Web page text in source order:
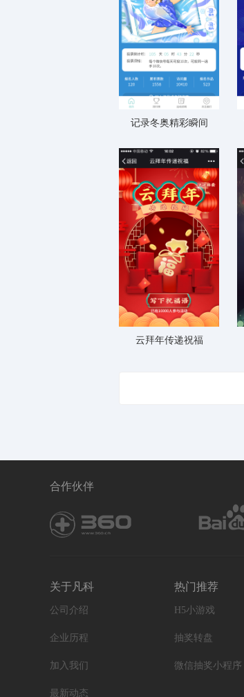
记录冬奥精彩瞬间
云拜年传递祝福
合作伙伴
关于凡科
公司介绍
企业历程
加入我们
最新动态
热门推荐
H5小游戏
抽奖转盘
微信抽奖小程序